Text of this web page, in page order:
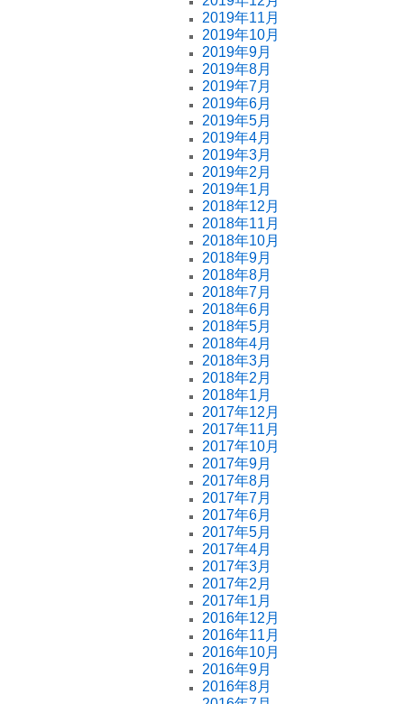
2019年11月
2019年10月
2019年9月
2019年8月
2019年7月
2019年6月
2019年5月
2019年4月
2019年3月
2019年2月
2019年1月
2018年12月
2018年11月
2018年10月
2018年9月
2018年8月
2018年7月
2018年6月
2018年5月
2018年4月
2018年3月
2018年2月
2018年1月
2017年12月
2017年11月
2017年10月
2017年9月
2017年8月
2017年7月
2017年6月
2017年5月
2017年4月
2017年3月
2017年2月
2017年1月
2016年12月
2016年11月
2016年10月
2016年9月
2016年8月